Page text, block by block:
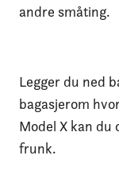
andre småting.
Legger du ned
bagasjerom
Model X kan du
frunk.